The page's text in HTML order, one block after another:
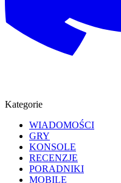
Kategorie
WIADOMOŚCI
GRY
KONSOLE
RECENZJE
PORADNIKI
MOBILE